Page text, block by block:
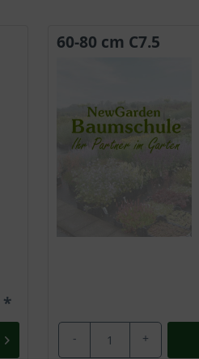
60-80 cm C7.5
- +